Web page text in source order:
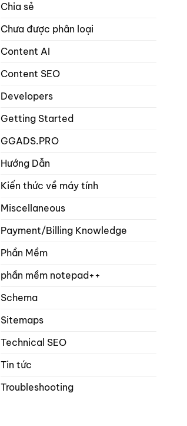
Chia sẻ
Chưa được phân loại
Content AI
Content SEO
Developers
Getting Started
GGADS.PRO
Hướng Dẫn
Kiến thức về máy tính
Miscellaneous
Payment/Billing Knowledge
Phần Mềm
phần mềm notepad++
Schema
Sitemaps
Technical SEO
Tin tức
Troubleshooting